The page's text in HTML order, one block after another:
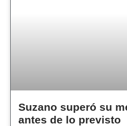
Suzano superó su
antes de lo previsto